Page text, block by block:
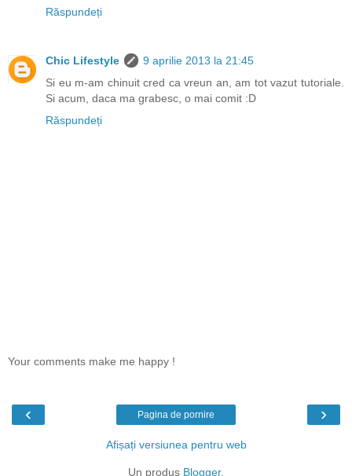
Răspundeți
Chic Lifestyle
9 aprilie 2013 la 21:45
Si eu m-am chinuit cred ca vreun an, am tot vazut tutoriale.
Si acum, daca ma grabesc, o mai comit :D
Răspundeți
Your comments make me happy !
‹ ›
Pagina de pornire
Afișați versiunea pentru web
Un produs Blogger.